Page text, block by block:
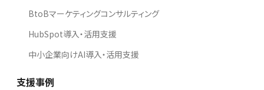
BtoBマーケティングコンサルティング
HubSpot導入・活用支援
中小企業向けAI導入・活用支援
支援事例